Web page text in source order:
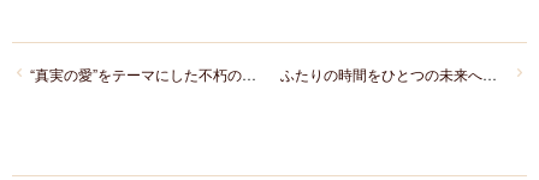
ふたりの時間をひとつの未来へとつなぐN.Y.NIWAKニューヨークニワカの代表作「LYUZ(リューズ)」
“真実の愛”をテーマにした不朽の名作ディズニー映画「美女と野獣」から「Disney Beauty and the Beastブライダルコレクション3nd season登場！